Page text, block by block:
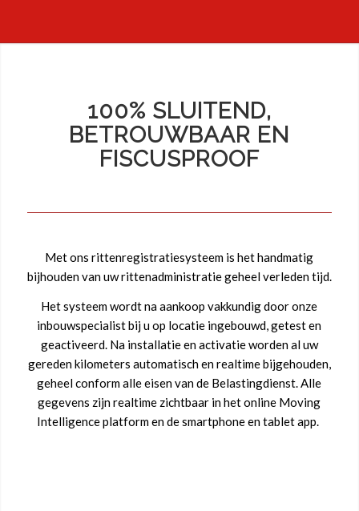
100% SLUITEND,
BETROUWBAAR EN
FISCUSPROOF
Met ons rittenregistratiesysteem is het handmatig
bijhouden van uw rittenadministratie geheel verleden tijd.
Het systeem wordt na aankoop vakkundig door onze
inbouwspecialist bij u op locatie ingebouwd, getest en
geactiveerd. Na installatie en activatie worden al uw
gereden kilometers automatisch en realtime bijgehouden,
geheel conform alle eisen van de Belastingdienst. Alle
gegevens zijn realtime zichtbaar in het online Moving
Intelligence platform en de smartphone en tablet app.